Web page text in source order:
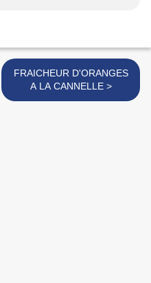
FRAICHEUR D'ORANGES
A LA CANNELLE >